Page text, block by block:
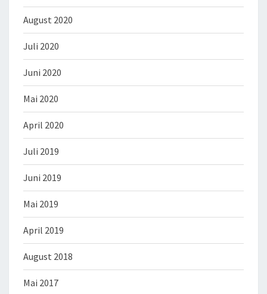
August 2020
Juli 2020
Juni 2020
Mai 2020
April 2020
Juli 2019
Juni 2019
Mai 2019
April 2019
August 2018
Mai 2017